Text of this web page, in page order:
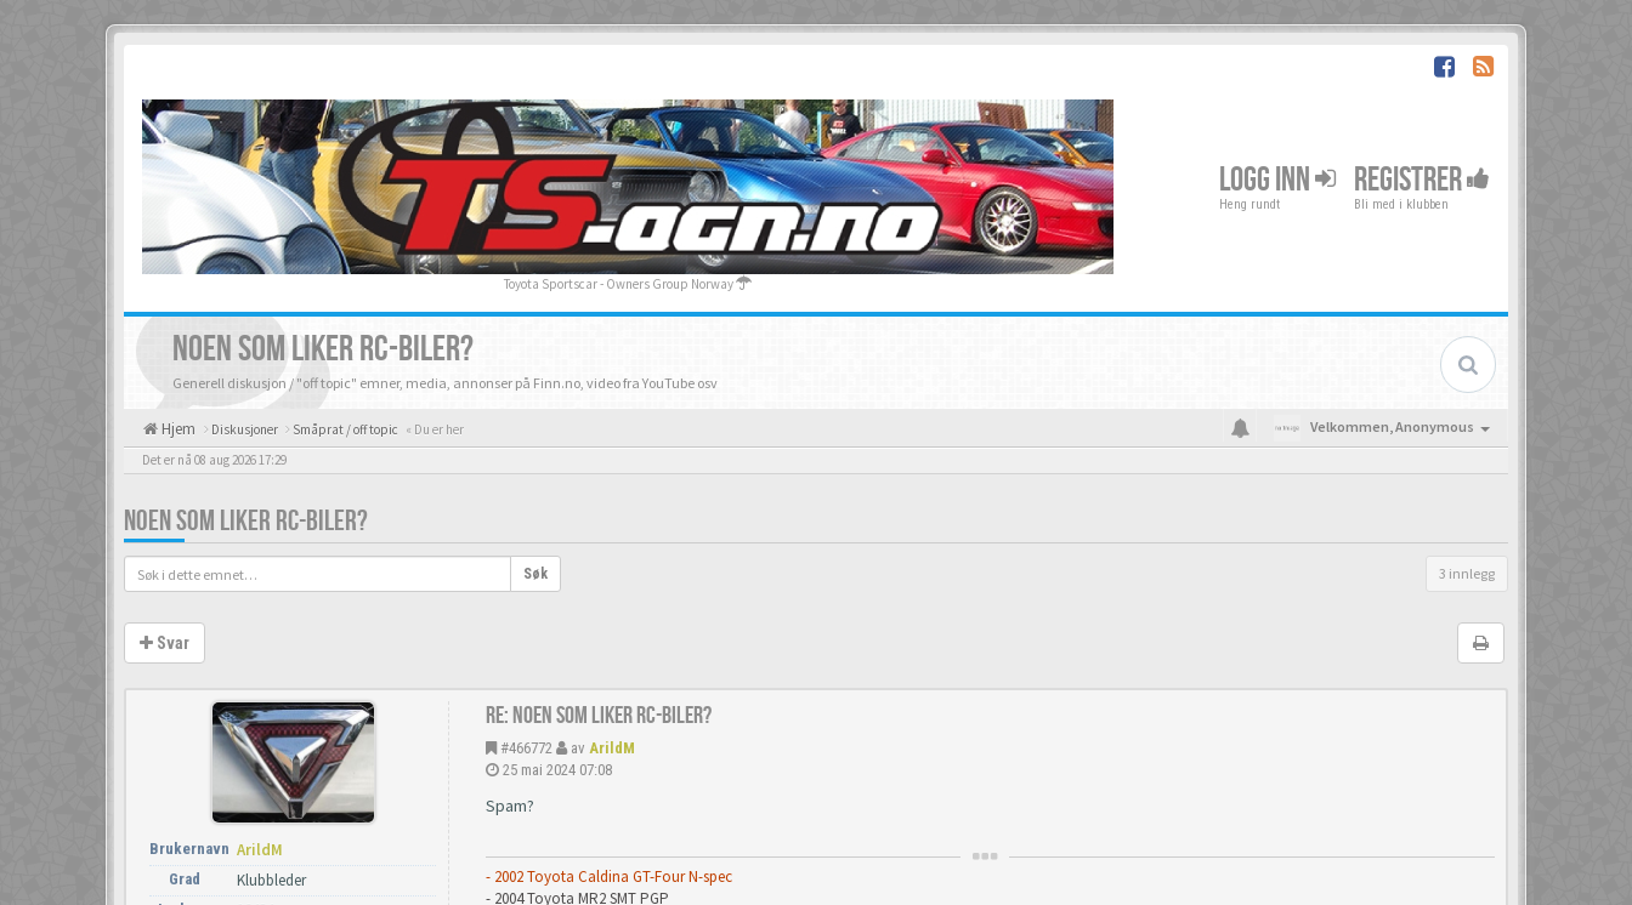
Toyota Sportscar - Owners Group Norway
LOGG INN
Heng rundt
REGISTRER
Bli med i klubben
NOEN SOM LIKER RC-BILER?
Generell diskusjon / "off topic" emner, media, annonser på Finn.no, video fra YouTube osv
Hjem Diskusjoner Småprat / off topic « Du er her Velkommen,Anonymous
Det er nå 08 aug 2026 17:29
NOEN SOM LIKER RC-BILER?
Søk 3 innlegg
Svar
Re: Noen som liker RC-biler?
#466772 av ArildM
25 mai 2024 07:08
Spam?
- 2002 Toyota Caldina GT-Four N-spec
- 2004 Toyota MR2 SMT PGP
Brukernavn ArildM
Grad Klubbleder